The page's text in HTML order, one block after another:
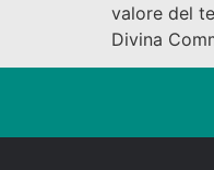
valore del
Divina